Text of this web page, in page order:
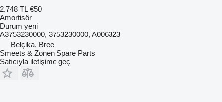
2.748 TL €50
Amortisör
Durum yeni
A3753230000, 3753230000, A006323
Belçika, Bree
Smeets & Zonen Spare Parts
Satıcıyla iletişime geç